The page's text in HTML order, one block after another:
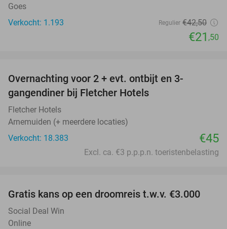
Goes
Verkocht: 1.193
Regulier €42,50
€21 ,50
Overnachting voor 2 + evt. ontbijt en 3-
gangendiner bij Fletcher Hotels
Fletcher Hotels
Arnemuiden (+ meerdere locaties)
Verkocht: 18.383
€45
Excl. ca. €3 p.p.p.n. toeristenbelasting
Gratis kans op een droomreis t.w.v. €3.000
Social Deal Win
Online